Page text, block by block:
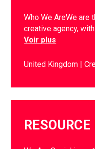
Who We AreWe are
creative agency,
Voir plus
United Kingdom